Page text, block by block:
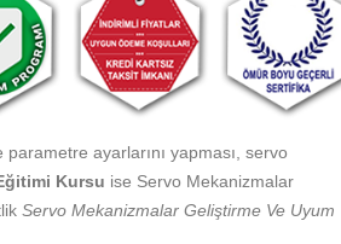
ayarlarını yapması, servo
Kursu ise Servo Mekanizmalar
Servo Mekanizmalar Geliştirme Ve Uyum